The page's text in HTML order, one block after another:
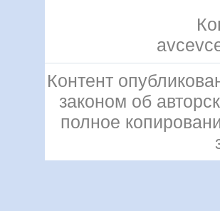
Контент
законом об
полное